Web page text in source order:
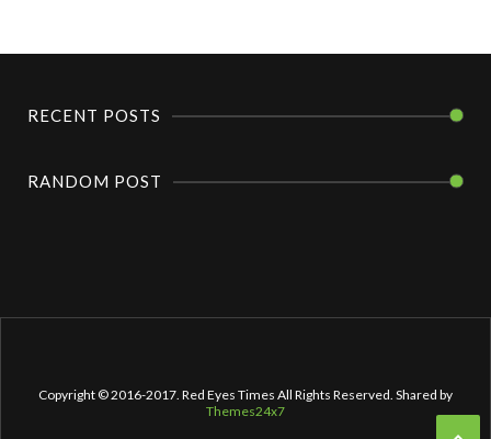
RECENT POSTS
RANDOM POST
Copyright © 2016-2017. Red Eyes Times All Rights Reserved. Shared by
Themes24x7